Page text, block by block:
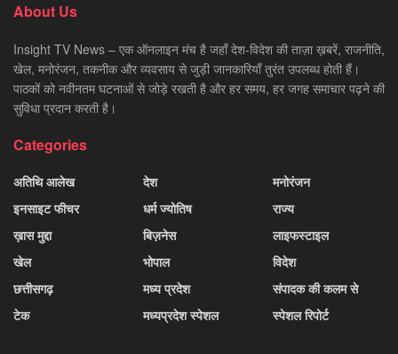
About Us
Insight TV News – एक ऑनलाइन मंच है जहाँ देश-विदेश की ताज़ा ख़बरें, राजनीति,
खेल, मनोरंजन, तकनीक और व्यवसाय से जुड़ी जानकारियाँ तुरंत उपलब्ध होती हैं।
पाठकों को नवीनतम घटनाओं से जोड़े रखती है और हर समय, हर जगह समाचार पढ़ने की
सुविधा प्रदान करती है।
Categories
अतिथि आलेख
इनसाइट फीचर
ख़ास मुद्दा
खेल
छत्तीसगढ़
टेक
देश
धर्म ज्योतिष
बिज़नेस
भोपाल
मध्य प्रदेश
मध्यप्रदेश स्पेशल
मनोरंजन
राज्य
लाइफस्टाइल
विदेश
संपादक की कलम से
स्पेशल रिपोर्ट